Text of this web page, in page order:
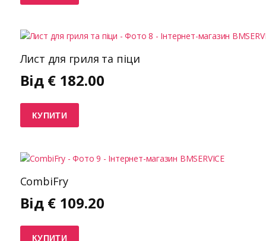
Лист для гриля та піци
Від € 182.00
КУПИТИ
CombiFry
Від € 109.20
КУПИТИ